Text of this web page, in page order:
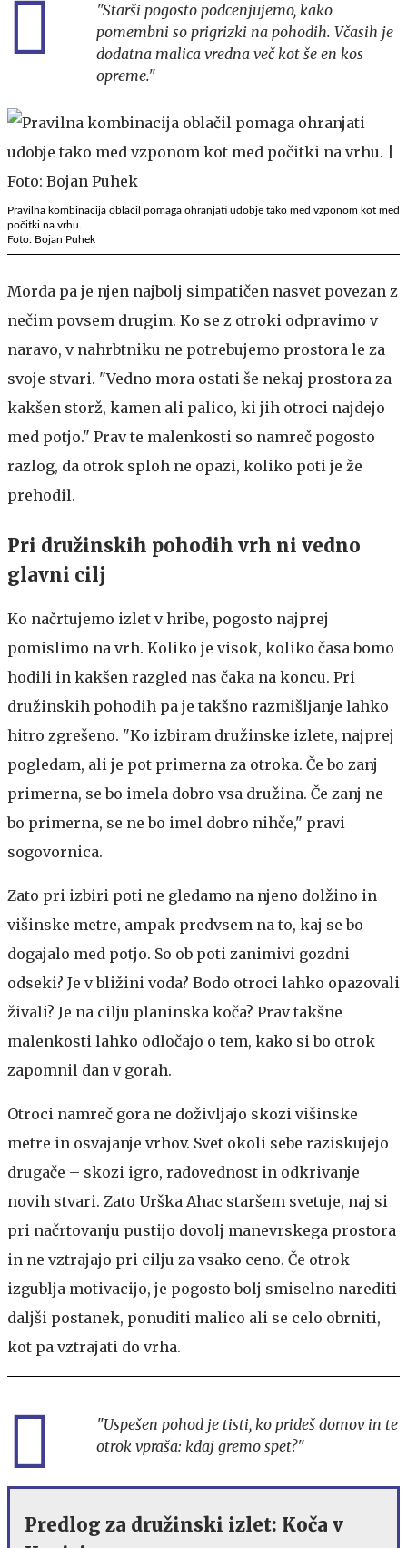
"Starši pogosto podcenjujemo, kako
pomembni so prigrizki na pohodih. Včasih je
dodatna malica vredna več kot še en kos
opreme."
Pravilna kombinacija oblačil pomaga ohranjati udobje tako med vzponom kot med
počitki na vrhu.
Foto: Bojan Puhek
Morda pa je njen najbolj simpatičen nasvet povezan z
nečim povsem drugim. Ko se z otroki odpravimo v
naravo, v nahrbtniku ne potrebujemo prostora le za
svoje stvari. "Vedno mora ostati še nekaj prostora za
kakšen storž, kamen ali palico, ki jih otroci najdejo
med potjo." Prav te malenkosti so namreč pogosto
razlog, da otrok sploh ne opazi, koliko poti je že
prehodil.
Pri družinskih pohodih vrh ni vedno
glavni cilj
Ko načrtujemo izlet v hribe, pogosto najprej
pomislimo na vrh. Koliko je visok, koliko časa bomo
hodili in kakšen razgled nas čaka na koncu. Pri
družinskih pohodih pa je takšno razmišljanje lahko
hitro zgrešeno. "Ko izbiram družinske izlete, najprej
pogledam, ali je pot primerna za otroka. Če bo zanj
primerna, se bo imela dobro vsa družina. Če zanj ne
bo primerna, se ne bo imel dobro nihče," pravi
sogovornica.
Zato pri izbiri poti ne gledamo na njeno dolžino in
višinske metre, ampak predvsem na to, kaj se bo
dogajalo med potjo. So ob poti zanimivi gozdni
odseki? Je v bližini voda? Bodo otroci lahko opazovali
živali? Je na cilju planinska koča? Prav takšne
malenkosti lahko odločajo o tem, kako si bo otrok
zapomnil dan v gorah.
Otroci namreč gora ne doživljajo skozi višinske
metre in osvajanje vrhov. Svet okoli sebe raziskujejo
drugače – skozi igro, radovednost in odkrivanje
novih stvari. Zato Urška Ahac staršem svetuje, naj si
pri načrtovanju pustijo dovolj manevrskega prostora
in ne vztrajajo pri cilju za vsako ceno. Če otrok
izgublja motivacijo, je pogosto bolj smiselno narediti
daljši postanek, ponuditi malico ali se celo obrniti,
kot pa vztrajati do vrha.
"Uspešen pohod je tisti, ko prideš domov in te
otrok vpraša: kdaj gremo spet?"
Predlog za družinski izlet: Koča v